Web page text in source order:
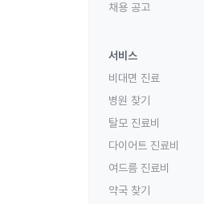
채용 공고
서비스
비대면 진료
병원 찾기
탈모 진료비
다이어트 진료비
여드름 진료비
약국 찾기